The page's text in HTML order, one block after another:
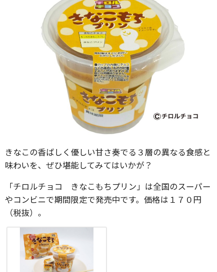
きなこの香ばしく優しい甘さ奏でる３層の異なる食感と
味わいを、ぜひ堪能してみてはいかが？
「チロルチョコ きなこもちプリン」は全国のスーパー
やコンビニで期間限定で発売中です。価格は１７０円
（税抜）。